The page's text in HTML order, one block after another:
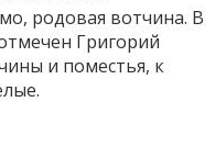
родовая вотчина. В
Григорий
и поместья, к